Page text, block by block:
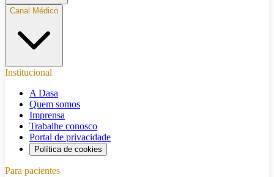
Canal Médico
Institucional
A Dasa
Quem somos
Imprensa
Trabalhe conosco
Portal de privacidade
Política de cookies
Para pacientes